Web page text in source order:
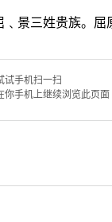
景三姓贵族。屈
试手机扫一扫
你手机上继续浏览此页面